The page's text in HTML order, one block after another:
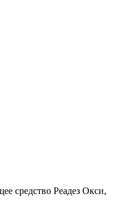
средство Реадез Окси,